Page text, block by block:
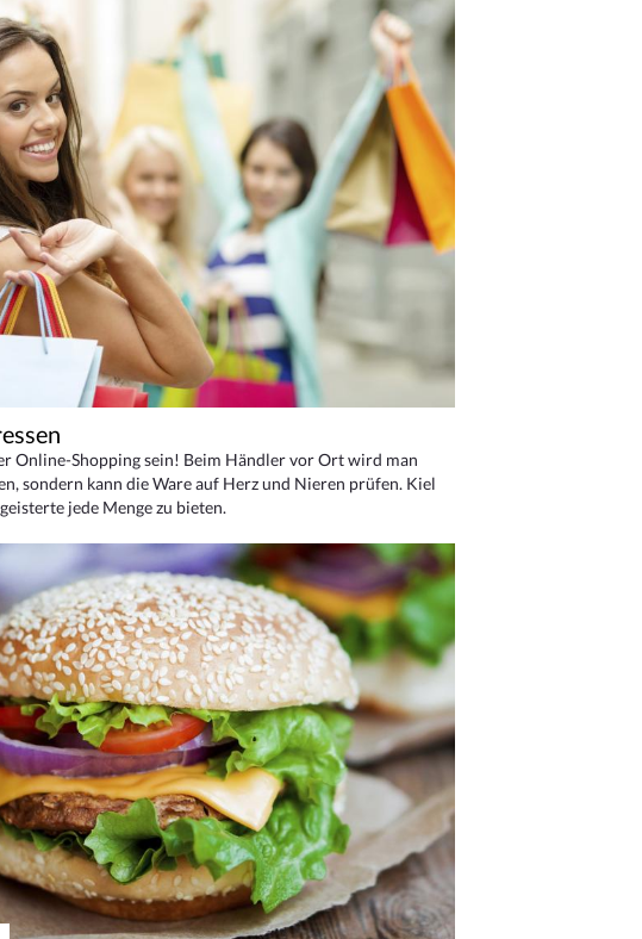
Online-Shopping sein! Beim Händler vor Ort wird man
sondern kann die Ware auf Herz und Nieren prüfen. Kiel
jede Menge zu bieten.